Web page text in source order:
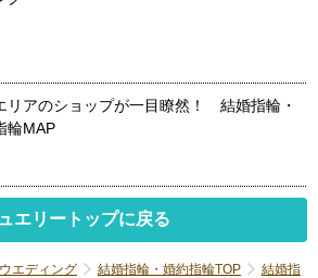
リアのショップが一目瞭然！ 結婚指輪・
輪MAP
エリートップに戻る
エディング 結婚指輪・婚約指輪TOP
結婚指